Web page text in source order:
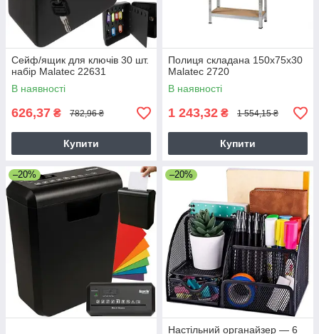
Сейф/ящик для ключів 30 шт.
набір Malatec 22631
В наявності
626,37 ₴ 782,96 ₴
Купити
Полиця складана 150х75х30
Malatec 2720
В наявності
1 243,32 ₴ 1 554,15 ₴
Купити
–20% –20%
Настільний органайзер — 6